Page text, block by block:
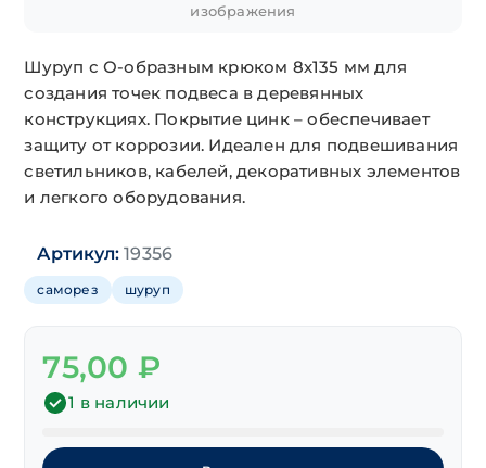
изображения
Шуруп с О-образным крюком 8х135 мм для
создания точек подвеса в деревянных
конструкциях. Покрытие цинк – обеспечивает
защиту от коррозии. Идеален для подвешивания
светильников, кабелей, декоративных элементов
и легкого оборудования.
Артикул: 19356
саморез шуруп
75,00 ₽
1 в наличии